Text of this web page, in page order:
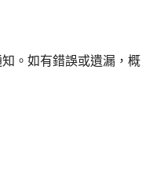
。如有錯誤或遺漏，概